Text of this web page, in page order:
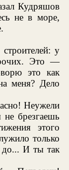
Кудряшов
не в море,
у
Это —
это как
меня? Дело
Неужели
брезгаешь
этого
только
до... И ты так